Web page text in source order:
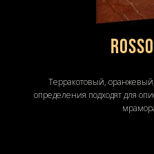
Терракотовый,
определения подходят для